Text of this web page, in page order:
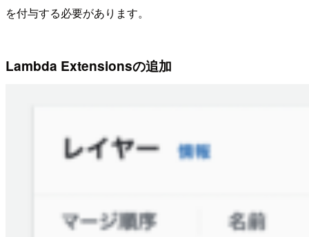
を付与する必要があります。
Lambda Extensionsの追加